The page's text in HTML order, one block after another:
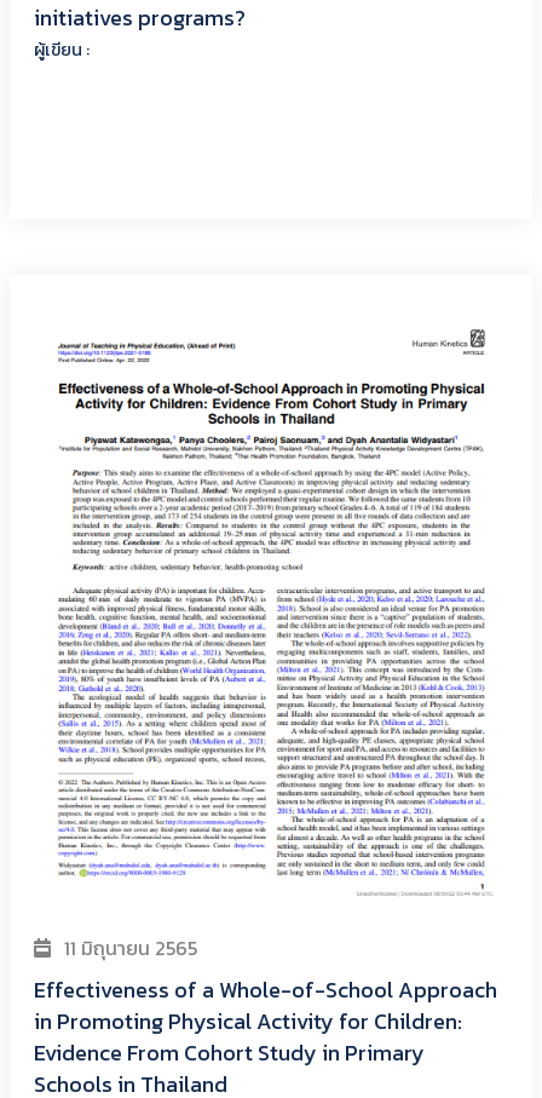
initiatives programs?
ผู้เขียน :
11 มิถุนายน 2565
Effectiveness of a Whole-of-School Approach
in Promoting Physical Activity for Children:
Evidence From Cohort Study in Primary
Schools in Thailand